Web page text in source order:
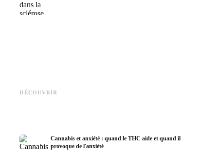
DÉCOUVRIR
Epidiolex et l'état actuel de la
recherche
Cannabis et anxiété : quand le THC aide et quand il
provoque de l'anxiété